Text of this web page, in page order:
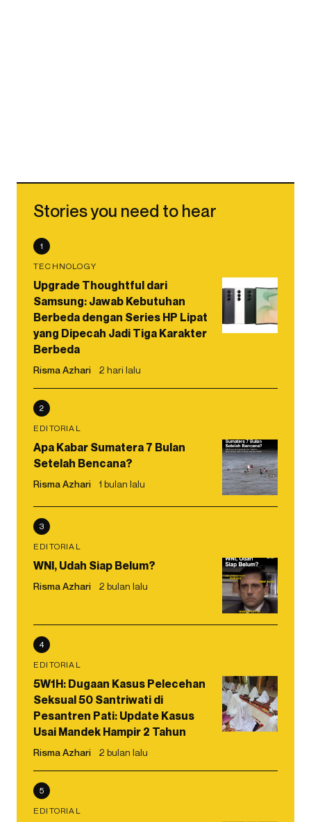
Stories you need to hear
1
TECHNOLOGY
Upgrade Thoughtful dari
Samsung: Jawab Kebutuhan
Berbeda dengan Series HP Lipat
yang Dipecah Jadi Tiga Karakter
Berbeda
Risma Azhari 2 hari lalu
2
EDITORIAL
Apa Kabar Sumatera 7 Bulan
Setelah Bencana?
Risma Azhari 1 bulan lalu
3
EDITORIAL
WNI, Udah Siap Belum?
Risma Azhari 2 bulan lalu
4
EDITORIAL
5W1H: Dugaan Kasus Pelecehan
Seksual 50 Santriwati di
Pesantren Pati: Update Kasus
Usai Mandek Hampir 2 Tahun
Risma Azhari 2 bulan lalu
5
EDITORIAL